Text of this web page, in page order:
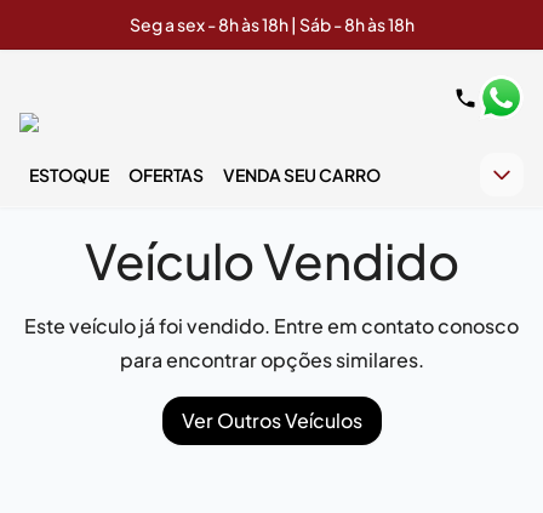
Seg a sex - 8h às 18h | Sáb - 8h às 18h
ESTOQUE OFERTAS VENDA SEU CARRO
Veículo Vendido
Este veículo já foi vendido. Entre em contato conosco
para encontrar opções similares.
Ver Outros Veículos